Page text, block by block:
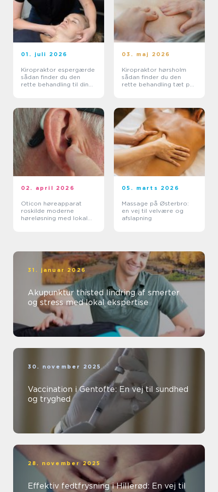
01. juli 2026
Kiropraktor espergærde
sådan finder du den
rette behandling til dine
03. maj 2026
Kiropraktor hørsholm
sådan finder du den
rette behandling tæt på
02. april 2026
Oticon høreapparat
roskilde moderne
høreløsning med lokal
05. marts 2026
Massage på Østerbro:
en vej til velvære og
afslapning
31. januar 2026
Akupunktur thisted lindring af smerter
og stress med lokal ekspertise
30. november 2025
Vaccination i Gentofte: En vej til sundhed
og tryghed
28. november 2025
Effektiv fedtfrysning i Hillerød: En vej til